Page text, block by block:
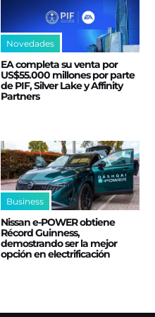
Novedades
EA completa su venta por
US$55.000 millones por parte
de PIF, Silver Lake y Affinity
Partners
Business
Nissan e‑POWER obtiene
Récord Guinness,
demostrando ser la mejor
opción en electrificación